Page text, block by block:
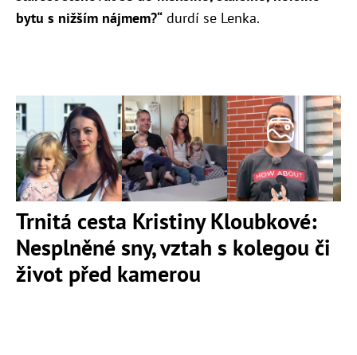
bytu s nižším nájmem?“ durdí se Lenka.
Trnitá cesta Kristiny Kloubkové:
Nesplněné sny, vztah s kolegou či
život před kamerou